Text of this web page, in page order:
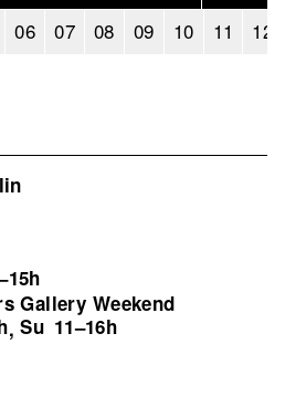
06 07 08 09 10 11 12
Gallery Weekend
,Su 11–16h